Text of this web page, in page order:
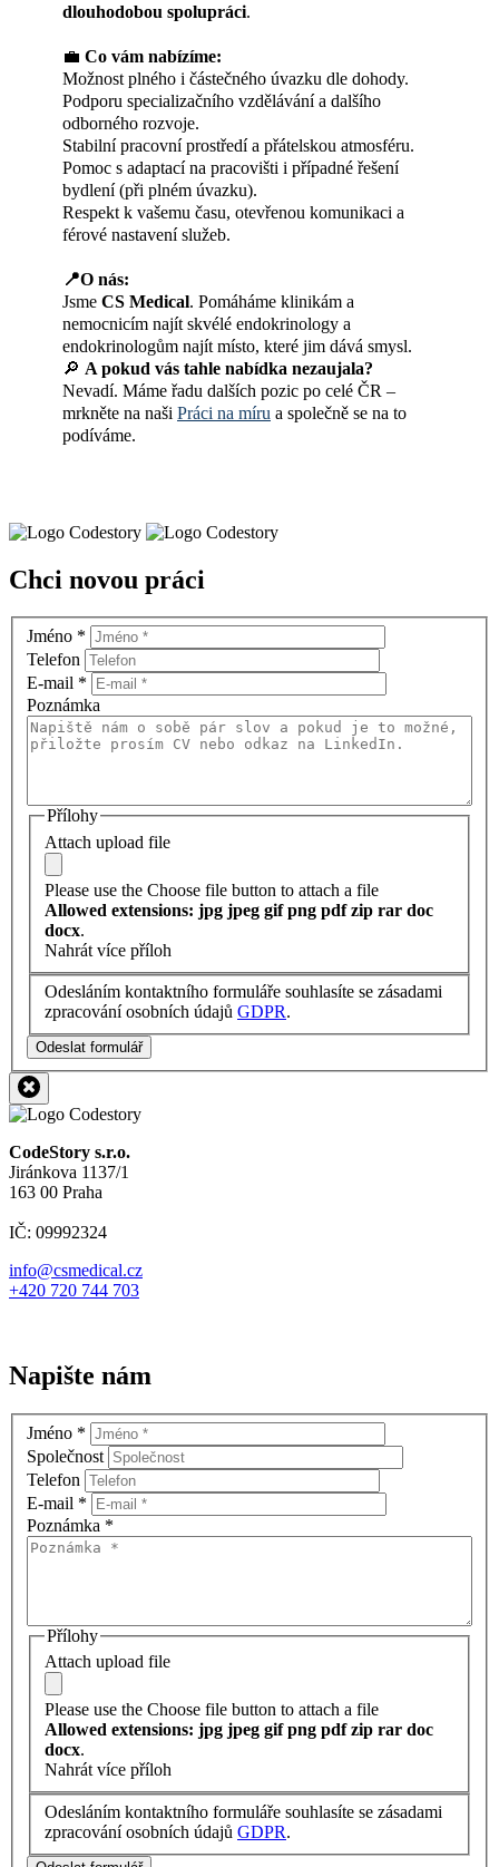
dlouhodobou spolupráci.
💼 Co vám nabízíme:
Možnost plného i částečného úvazku dle dohody.
Podporu specializačního vzdělávání a dalšího
odborného rozvoje.
Stabilní pracovní prostředí a přátelskou atmosféru.
Pomoc s adaptací na pracovišti i případné řešení
bydlení (při plném úvazku).
Respekt k vašemu času, otevřenou komunikaci a
férové nastavení služeb.
📍O nás:
Jsme CS Medical. Pomáháme klinikám a
nemocnicím najít skvélé endokrinology a
endokrinologům najít místo, které jim dává smysl.
🔎 A pokud vás tahle nabídka nezaujala?
Nevadí. Máme řadu dalších pozic po celé ČR –
mrkněte na naši Práci na míru a společně se na to
podíváme.
Chci novou práci
Jméno *
Telefon
E-mail *
Poznámka
Přílohy
Attach upload file
Please use the Choose file button to attach a file
Allowed extensions: jpg jpeg gif png pdf zip rar doc
docx.
Nahrát více příloh
Odesláním kontaktního formuláře souhlasíte se zásadami
zpracování osobních údajů GDPR.
Odeslat formulář
CodeStory s.r.o.
Jiránkova 1137/1
163 00 Praha
IČ: 09992324
info@csmedical.cz
+420 720 744 703
Napište nám
Jméno *
Společnost
Telefon
E-mail *
Poznámka *
Přílohy
Attach upload file
Please use the Choose file button to attach a file
Allowed extensions: jpg jpeg gif png pdf zip rar doc
docx.
Nahrát více příloh
Odesláním kontaktního formuláře souhlasíte se zásadami
zpracování osobních údajů GDPR.